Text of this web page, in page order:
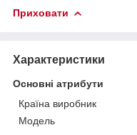
Приховати
Характеристики
Основні атрибути
Країна виробник
Модель